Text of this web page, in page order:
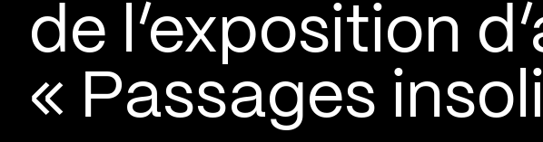
de l’exposition
« Passages